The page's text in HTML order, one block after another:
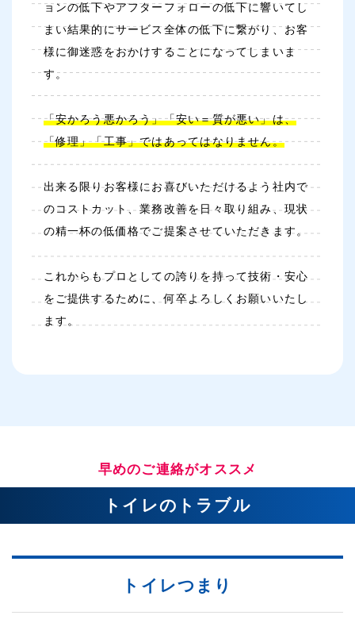
ョンの低下やアフターフォローの低下に響いてし
まい結果的にサービス全体の低下に繋がり、お客
様に御迷惑をおかけすることになってしまいま
す。
「安かろう悪かろう」「安い＝質が悪い」は、
「修理」「工事」ではあってはなりません。
出来る限りお客様にお喜びいただけるよう社内で
のコストカット、業務改善を日々取り組み、現状
の精一杯の低価格でご提案させていただきます。
これからもプロとしての誇りを持って技術・安心
をご提供するために、何卒よろしくお願いいたし
ます。
早めのご連絡がオススメ
トイレのトラブル
トイレつまり